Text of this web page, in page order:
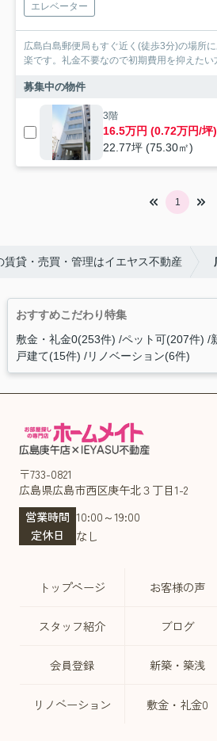
エレベーター
広島白島郵便局もすぐ近く(徒歩3分)の場所
楽です。礼金不要なので初期費用を抑えたい
募集中の物件
3階
16.5万円 (0.72万円/坪)
22.77坪 (75.30㎡)
1
賃貸・売買・管理はイエヤス不動産
おすすめこだわり特集
敷金・礼金0(253件) ペット可(207件)
戸建て(15件) リノベーション(6件)
〒733-0821
広島県広島市西区庚午北３丁目1-2
営業時間 10:00～19:00
定休日
なし
トップページ お客様の声
スタッフ紹介 ブログ
会員登録 新築・築浅
リノベーション 敷金・礼金0